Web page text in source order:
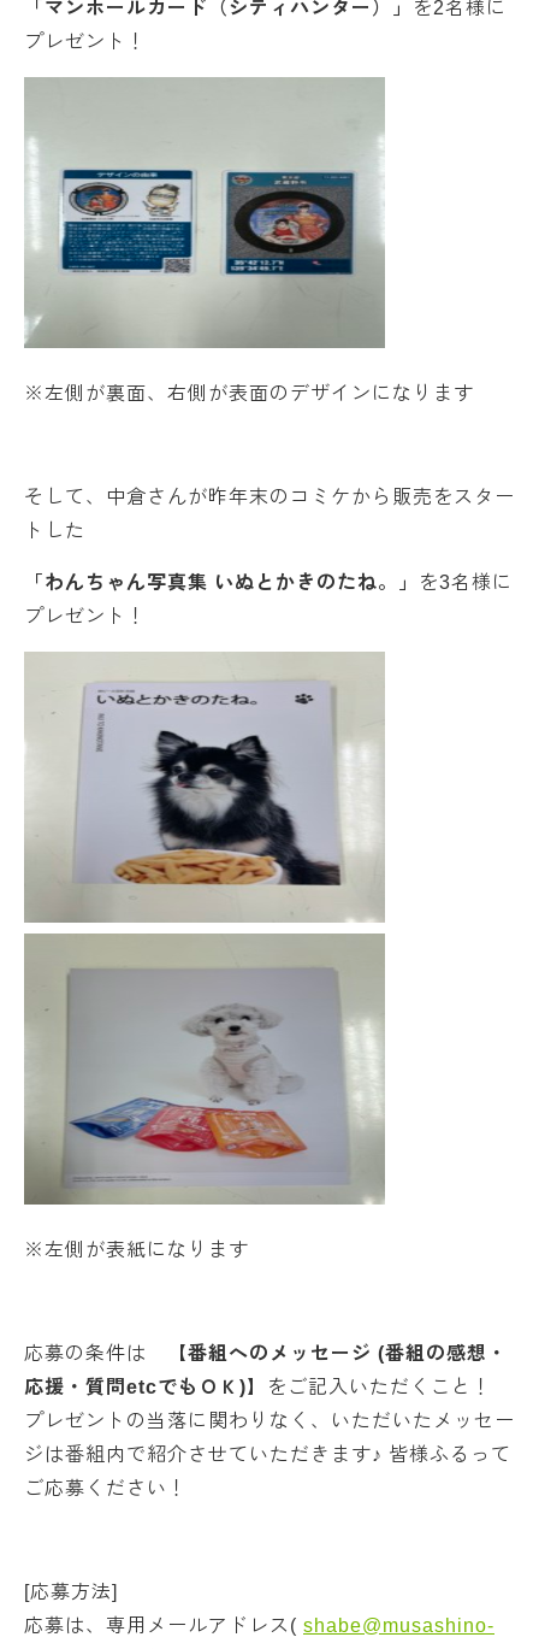
「マンホールカード（シティハンター）」
を2名様に
プレゼント！
※左側が裏面、右側が表面のデザインになります
そして、中倉さんが昨年末のコミケから販売をスター
トした
「わんちゃん写真集 いぬとかきのたね。」
を3名様に
プレゼント！
※左側が表紙になります
応募の条件は
【番組へのメッセージ (番組の感想・
応援・質問etcでもＯＫ)】
をご記入いただくこと！
プレゼントの当落に関わりなく、いただいたメッセー
ジは番組内で紹介させていただきます♪ 皆様ふるって
ご応募ください！
[応募方法]
応募は、専用メールアドレス( shabe@musashino-